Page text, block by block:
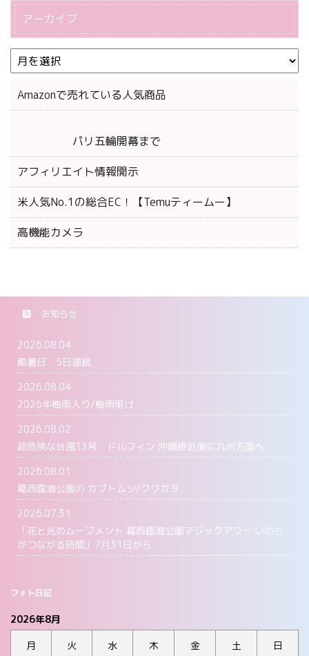
アーカイブ
Amazonで売れている人気商品
パリ五輪開幕まで
アフィリエイト情報開示
米人気No.1の総合EC！【Temuティームー】
高機能カメラ
お知らせ
2026.08.04
酷暑日 5日連続
2026.08.04
2026年梅雨入り/梅雨明け
2026.08.02
超危険な台風13号 ドルフィン 沖縄接近後に九州方面へ
2026.08.01
葛西臨海公園の カブトムシ/クワガタ
2026.07.31
「花と光のムーブメント 葛西臨海公園マジックアワー いのち
がつながる時間」7月31日から
フォト日記
2026年8月
月
火 水 木 金 土 日